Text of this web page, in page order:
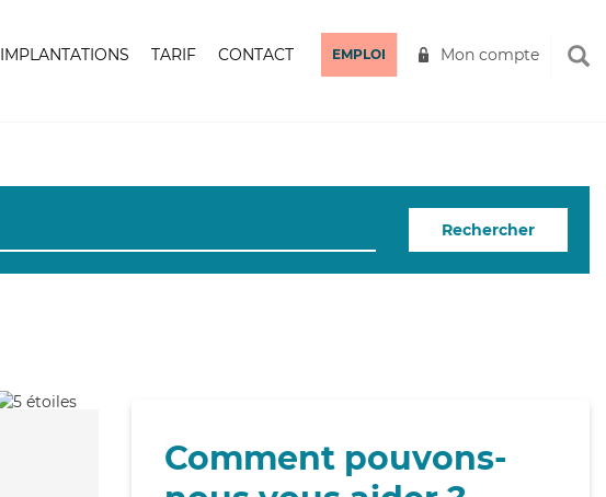
IMPLANTATIONS TARIF CONTACT EMPLOI Mon compte
Rechercher
Comment pouvons-